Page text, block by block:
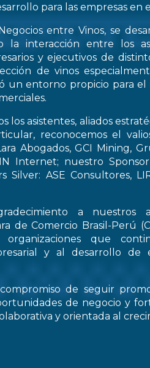
para las empresas en
entre Vinos, se
la interacción entre los
y ejecutivos de
de vinos
un entorno propicio para el
los asistentes, aliados
reconocemos el
Abogados, GCI Mining,
Internet; nuestro
Silver: ASE Consultores,
a nuestros
de Comercio Brasil-Perú
que
y al desarrollo de
de seguir
de negocio y
y orientada al